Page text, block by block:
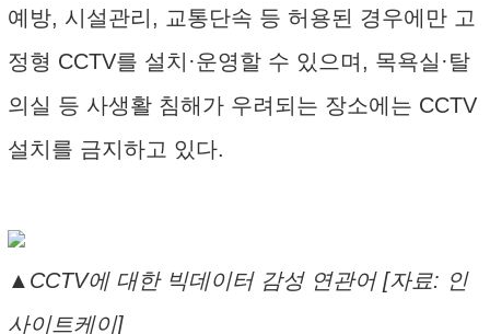
예방, 시설관리, 교통단속 등 허용된 경우에만 고
정형 CCTV를 설치·운영할 수 있으며, 목욕실·탈
의실 등 사생활 침해가 우려되는 장소에는 CCTV
설치를 금지하고 있다.
▲CCTV에 대한 빅데이터 감성 연관어 [자료: 인
사이트케이]